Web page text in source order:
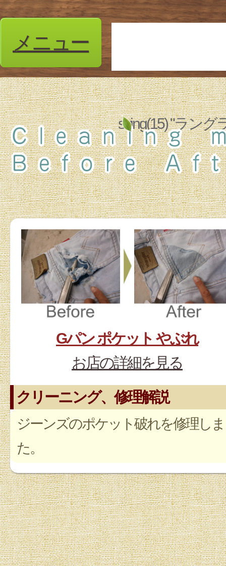
メニュー
string(15) "ラン
Gパン ポケット やぶれ
お店の詳細を見る
クリーニング、修理解説
ジーンズのポケット破れを修理し
た。